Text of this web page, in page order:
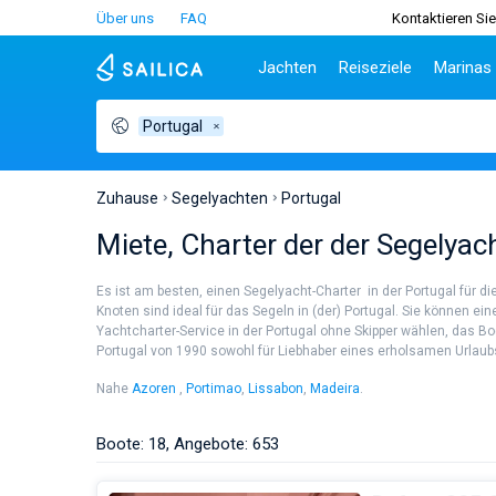
Über uns FAQ Kontaktieren
Jachten
Griechenland
Türkei
Frankreich
Seychellen
Britische Jungferninseln
Martinique
Reiseziele
Split
Biograd
Volos
Marinas
Portugal
Zuhause Segelyachten Portugal
Miete, Charter der der
Es ist am besten, einen Segelyacht-Charter in der Portugal für
Knoten sind ideal für das Segeln in (der) Portugal. Sie können
Yachtcharter-Service in der Portugal ohne Skipper wählen, das
Portugal von 1990 sowohl für Liebhaber eines erholsamen
Nahe Azoren , Portimao, Lissabon, Madeira.
Boote: 18, Angebote: 653